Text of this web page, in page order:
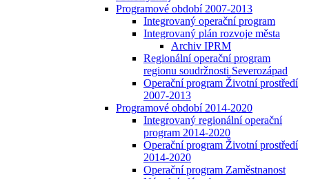
Programové období 2007-2013
Integrovaný operační program
Integrovaný plán rozvoje města
Archiv IPRM
Regionální operační program
regionu soudržnosti Severozápad
Operační program Životní prostředí
2007-2013
Programové období 2014-2020
Integrovaný regionální operační
program 2014-2020
Operační program Životní prostředí
2014-2020
Operační program Zaměstnanost